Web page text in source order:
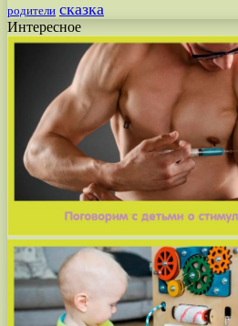
родители сказка
Интересное